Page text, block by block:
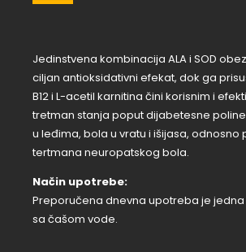
Jedinstvena kombinacija ALA i SOD
ciljan antioksidativni efekat, dok ga
B12 i L-acetil karnitina čini korisnim i
tretman stanja poput dijabetesne
u leđima, bola u vratu i išijasa, odnosno
tertmana neuropatskog bola.
Način upotrebe:
Preporučena dnevna upotreba je
sa čašom vode.